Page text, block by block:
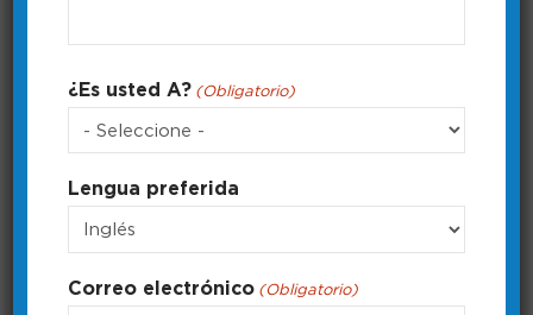
Funciones básicas de bt
Aprende los fundamentos de la
fijación bt.
Duración: 3:18
postal
¿Es usted A? (Obligatorio)
Lengua preferida
Correo electrónico (Obligatorio)